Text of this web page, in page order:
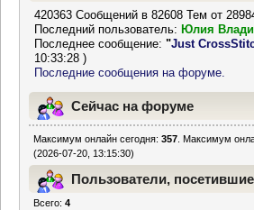
420363 Сообщений в 82608 Тем от
Последний пользователь: Юлия
Последнее сообщение:"Just
10:33:28 )
Последние сообщения на форуме.
Сейчас на форуме
Максимум онлайн сегодня:357 . Максимум
(2026-07-20, 13:15:30)
Пользователи,
Всего:4